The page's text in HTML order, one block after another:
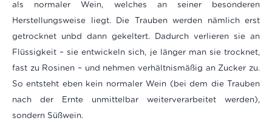
als normaler Wein, welches an seiner besonderen
Herstellungsweise liegt. Die Trauben werden nämlich erst
getrocknet unbd dann gekeltert. Dadurch verlieren sie an
Flüssigkeit – sie entwickeln sich, je länger man sie trocknet,
fast zu Rosinen – und nehmen verhältnismäßig an Zucker zu.
So entsteht eben kein normaler Wein (bei dem die Trauben
nach der Ernte unmittelbar weiterverarbeitet werden),
sondern Süßwein.